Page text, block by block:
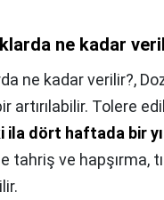
ne kadar
ne kadar verilir?,
artırılabilir. Tolere
ila dört haftada bir
tahriş ve hapşırma,